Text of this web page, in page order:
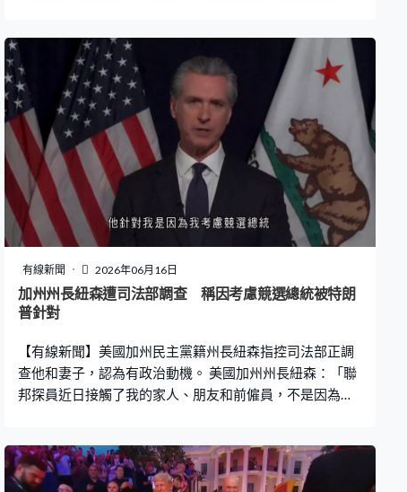
市於下周一下午三點提早結束營業，所有員工會透過觀看
影片接受歷史教育培訓，提高歷史認知和社會敏感度。鄭
溶鎮及其他高層亦需於這兩周內參加培訓。
有線新聞 2026年06月16日
加州州長紐森遭司法部調查 稱因考慮競選總統被特朗
普針對
【有線新聞】美國加州民主黨籍州長紐森指控司法部正調
查他和妻子，認為有政治動機。 美國加州州長紐森：「聯
邦探員近日接觸了我的家人、朋友和前僱員，不是因為他
總統，是因為他恨我一次又一次揭穿他的謊言。」 《衛
報》報道，加州聯邦檢察部門約一年前開始調查紐森的身